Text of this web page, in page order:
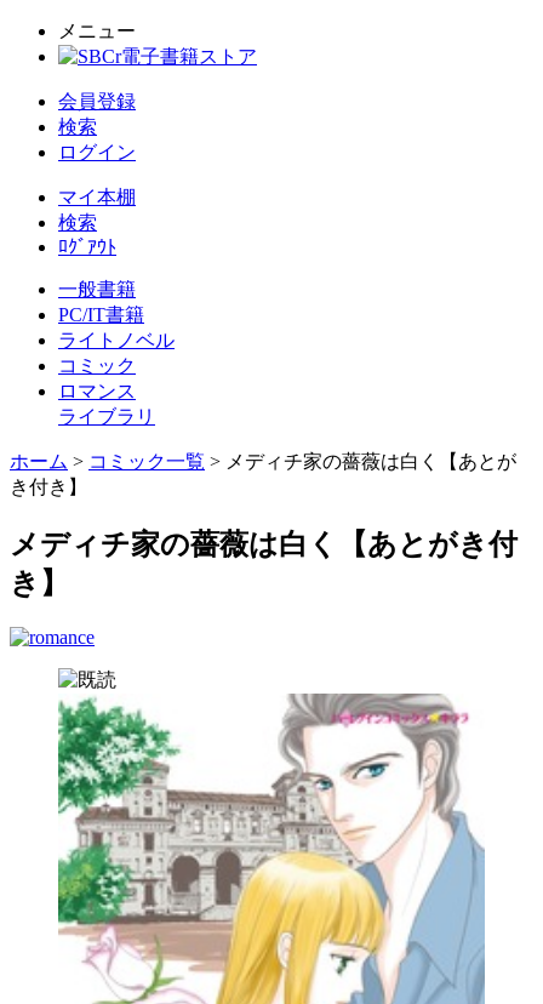
メニュー
会員登録
検索
ログイン
マイ本棚
検索
ﾛｸﾞｱｳﾄ
一般書籍
PC/IT書籍
ライトノベル
コミック
ロマンス
ライブラリ
ホーム > コミック一覧 > メディチ家の薔薇は白く【あとが
き付き】
メディチ家の薔薇は白く【あとがき付
き】